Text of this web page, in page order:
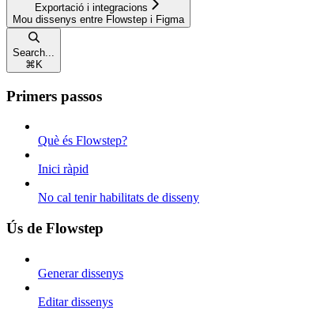
Exportació i integracions
Mou dissenys entre Flowstep i Figma
Search...
⌘ K
Primers passos
Què és Flowstep?
Inici ràpid
No cal tenir habilitats de disseny
Ús de Flowstep
Generar dissenys
Editar dissenys